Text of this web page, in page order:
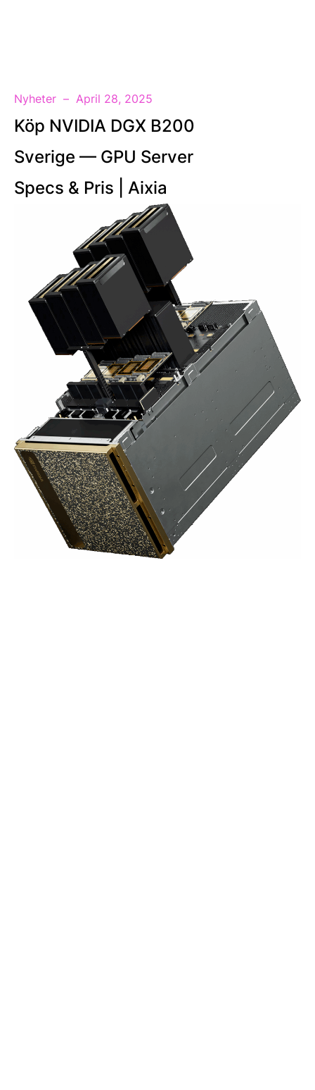
Nyheter April 28, 2025
Köp NVIDIA DGX B200
Sverige — GPU Server
Specs & Pris | Aixia